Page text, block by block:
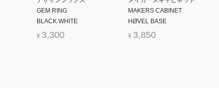
GEM RING
BLACK WHITE
¥ 3,300
MAKERS CABINET
HØVEL BASE
¥ 3,850